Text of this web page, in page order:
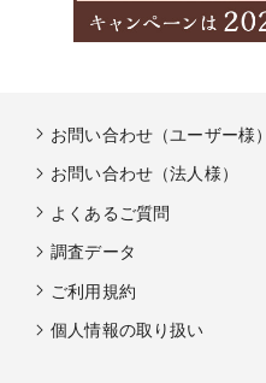
お問い合わせ（ユーザー様）
お問い合わせ（法人様）
よくあるご質問
調査データ
ご利用規約
個人情報の取り扱い